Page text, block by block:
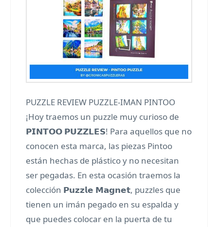
PUZZLE REVIEW PUZZLE-IMAN PINTOO
¡Hoy traemos un puzzle muy curioso de
𝗣𝗜𝗡𝗧𝗢𝗢 𝗣𝗨𝗭𝗭𝗟𝗘𝗦! Para aquellos que no
conocen esta marca, las piezas Pintoo
están hechas de plástico y no necesitan
ser pegadas. En esta ocasión traemos la
colección 𝗣𝘂𝘇𝘇𝗹𝗲 𝗠𝗮𝗴𝗻𝗲𝘁, puzzles que
tienen un imán pegado en su espalda y
que puedes colocar en la puerta de tu